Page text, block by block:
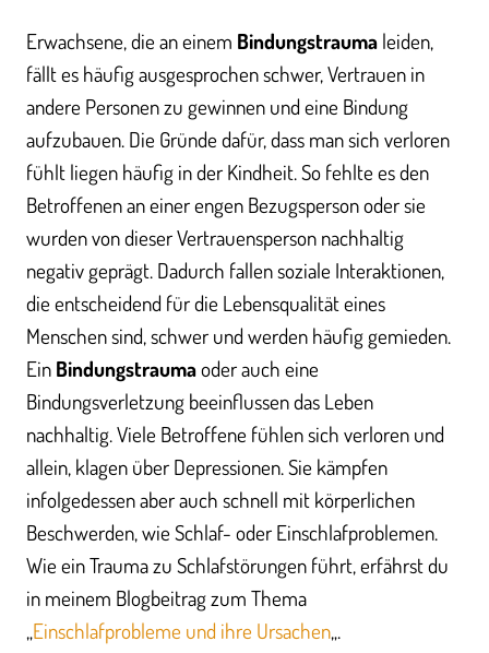
Erwachsene, die an einem Bindungstrauma leiden,
fällt es häufig ausgesprochen schwer, Vertrauen in
andere Personen zu gewinnen und eine Bindung
aufzubauen. Die Gründe dafür, dass man sich verloren
fühlt liegen häufig in der Kindheit. So fehlte es den
Betroffenen an einer engen Bezugsperson oder sie
wurden von dieser Vertrauensperson nachhaltig
negativ geprägt. Dadurch fallen soziale Interaktionen,
die entscheidend für die Lebensqualität eines
Menschen sind, schwer und werden häufig gemieden.
Ein Bindungstraumaoder auch eine
Bindungsverletzung beeinflussen das Leben
nachhaltig. Viele Betroffene fühlen sich verloren und
allein, klagen über Depressionen. Sie kämpfen
infolgedessen aber auch schnell mit körperlichen
Beschwerden, wie Schlaf- oder Einschlafproblemen.
Wie ein Trauma zu Schlafstörungen führt, erfährst du
in meinem Blogbeitrag zum Thema
„Einschlafprobleme und ihre Ursachen„.